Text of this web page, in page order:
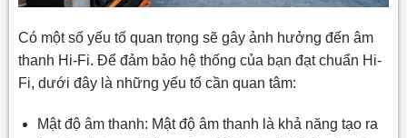
Có một số yếu tố quan trọng sẽ gây ảnh hưởng đến âm
thanh Hi-Fi. Để đảm bảo hệ thống của bạn đạt chuẩn Hi-
Fi, dưới đây là những yếu tố cần quan tâm:
Mật độ âm thanh: Mật độ âm thanh là khả năng tạo ra